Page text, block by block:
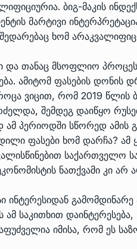
ბიგ-მაკის
მარტივი
ხომ
და თანაც მსოფლიო
ამიტომ ფასების დონის
ვიცით, რომ 2019
შემდეგ დაიწყო
ამ პერიოდში სწორედ ამის
ფასები ხომ დარჩა?
საქართველო
ნათქვამი კი
ინტერესიდან
საკითხით
იმისა, რომ ეს